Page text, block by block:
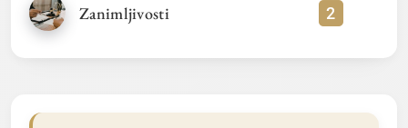
Zanimljivosti 2